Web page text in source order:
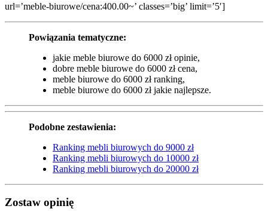
url=’meble-biurowe/cena:400.00~’ classes=’big’ limit=’5′]
Powiązania tematyczne:
jakie meble biurowe do 6000 zł opinie,
dobre meble biurowe do 6000 zł cena,
meble biurowe do 6000 zł ranking,
meble biurowe do 6000 zł jakie najlepsze.
Podobne zestawienia:
Ranking mebli biurowych do 9000 zł
Ranking mebli biurowych do 10000 zł
Ranking mebli biurowych do 20000 zł
Zostaw opinię